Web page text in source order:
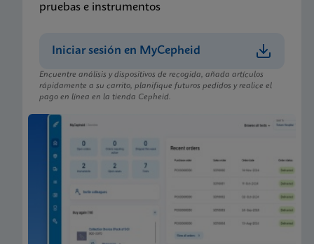
pruebas e instrumentos
Iniciar sesión en MyCepheid
Encuentre análisis y dispositivos de recogida, añada artículos
rápidamente a su carrito, planifique futuros pedidos y realice el
pago en línea en la tienda Cepheid.